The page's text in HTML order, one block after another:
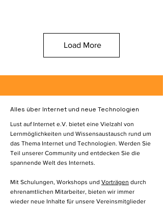
Load More
Alles über Internet und neue Technologien
Lust auf Internet e.V. bietet eine Vielzahl von
Lernmöglichkeiten und Wissensaustausch rund um
das Thema Internet und Technologien. Werden Sie
Teil unserer Community und entdecken Sie die
spannende Welt des Internets.
Mit Schulungen, Workshops und Vorträgen durch
ehrenamtlichen Mitarbeiter, bieten wir immer
wieder neue Inhalte für unsere Vereinsmitglieder